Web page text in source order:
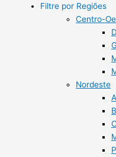
Filtre por Regiões
Centro-
Nordeste